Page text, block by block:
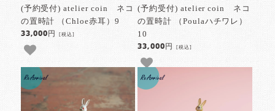
(予約受付) atelier coin ネコ
の置時計 （Chloe赤耳）9
33,000円[税込]
(予約受付) atelier coin ネコ
の置時計 （Poulaハチワレ）
10
33,000円 [税込]